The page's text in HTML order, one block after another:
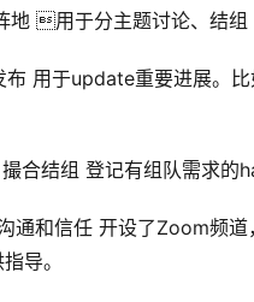
地 用于分主题讨论、结组
布 用于update重要进展。
合结组 登记有组队需求的
通和信任 开设了Zoom频
导。